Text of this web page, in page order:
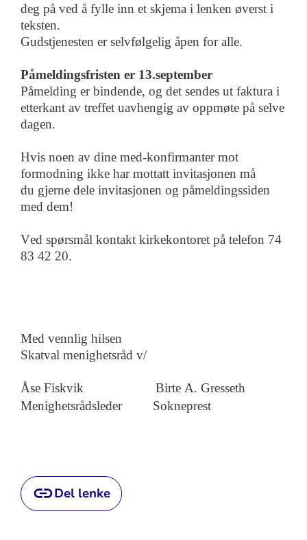
deg på ved å fylle inn et skjema i lenken øverst i
teksten.
Gudstjenesten er selvfølgelig åpen for alle.
Påmeldingsfristen er 13.september
Påmelding er bindende, og det sendes ut faktura i
etterkant av treffetuavhengig av oppmøte på selve
dagen.
Hvis noen av dine med-konfirmanter mot
formodning ikke har mottatt invitasjonen må
du gjerne deleinvitasjonen og påmeldingssiden
med dem!
Ved spørsmål kontakt kirkekontoret på telefon 74
83 42 20.
Med vennlig hilsen
Skatval menighetsråd v/
Åse Fiskvik Birte A. Gresseth
Menighetsrådsleder Sokneprest
Del lenke